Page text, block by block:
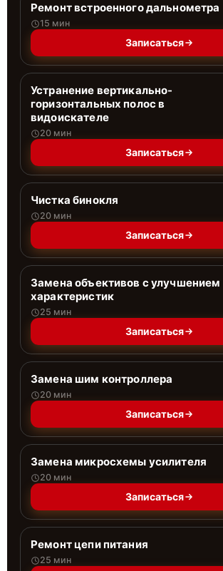
Ремонт встроенного дальнометра
15 мин
Записаться
Устранение вертикально-
горизонтальных полос в
видоискателе
20 мин
Записаться
Чистка бинокля
20 мин
Записаться
Замена объективов с улучшением
характеристик
25 мин
Записаться
Замена шим контроллера
20 мин
Записаться
Замена микросхемы усилителя
20 мин
Записаться
Ремонт цепи питания
25 мин